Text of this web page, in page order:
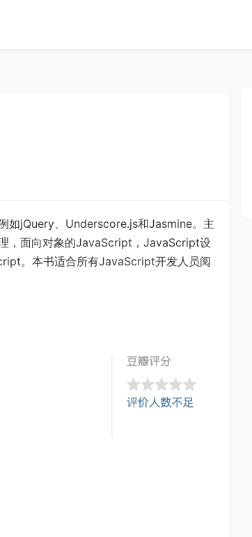
如jQuery、Underscore.js和Jasmine。主
，面向对象的JavaScript，JavaScript设
。本书适合所有JavaScript开发人员阅